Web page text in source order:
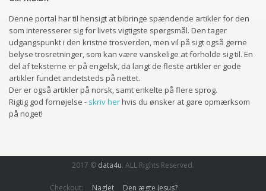
Denne portal har til hensigt at bibringe spændende artikler for den
som interesserer sig for livets vigtigste spørgsmål. Den tager
udgangspunkt i den kristne trosverden, men vil på sigt også gerne
belyse trosretninger, som kan være vanskelige at forholde sig til. En
del af teksterne er på engelsk, da langt de fleste artikler er gode
artikler fundet andetsteds på nettet.
Der er også artikler på norsk, samt enkelte på flere sprog.
Rigtig god fornøjelse - skriv herhvis du ønsker at gøre opmærksom
på noget!
2017 © data4u. ALL Rights Reserved.
Checkout: Naglet Den ægte Jesus?